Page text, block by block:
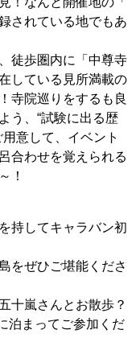
されている地でもあ
徒歩圏内に「中尊寺
している見所満載の
寺院巡りをするも良
う、“試験に出る歴
意して、イベント
合わせを覚えられる
！
持してキャラバン初
をぜひご堪能くださ
十嵐さんとお散歩？
泊まってご参加くだ